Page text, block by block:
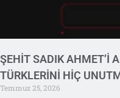
ŞEHİT SADIK AHMET’İ
TÜRKLERİNİ HİÇ
Temmuz 25, 2026